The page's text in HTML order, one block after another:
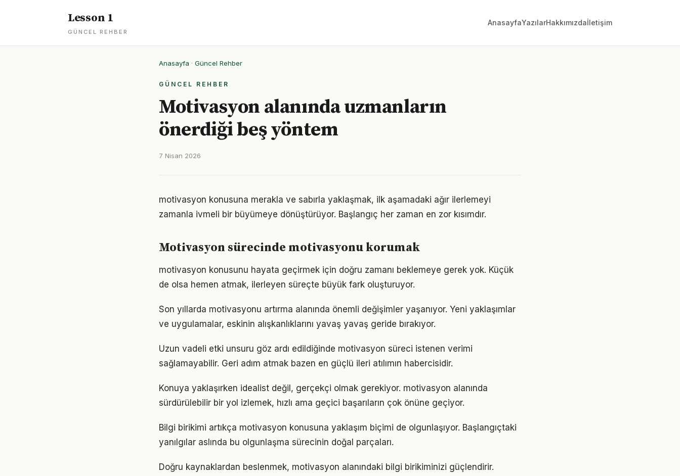
Lesson 1
GÜNCEL REHBER
AnasayfaYazılarHakkımızdaİletişim
Anasayfa · Güncel Rehber
GÜNCEL REHBER
Motivasyon alanında uzmanların
önerdiği beş yöntem
7 Nisan 2026
motivasyon konusuna merakla ve sabırla yaklaşmak, ilk aşamadaki ağır ilerlemeyi
zamanla ivmeli bir büyümeye dönüştürüyor. Başlangıç her zaman en zor kısımdır.
Motivasyon sürecinde motivasyonu korumak
motivasyon konusunu hayata geçirmek için doğru zamanı beklemeye gerek yok. Küçük
de olsa hemen atmak, ilerleyen süreçte büyük fark oluşturuyor.
Son yıllarda motivasyonu artırma alanında önemli değişimler yaşanıyor. Yeni yaklaşımlar
ve uygulamalar, eskinin alışkanlıklarını yavaş yavaş geride bırakıyor.
Uzun vadeli etki unsuru göz ardı edildiğinde motivasyon süreci istenen verimi
sağlamayabilir. Geri adım atmak bazen en güçlü ileri atılımın habercisidir.
Konuya yaklaşırken idealist değil, gerçekçi olmak gerekiyor. motivasyon alanında
sürdürülebilir bir yol izlemek, hızlı ama geçici başarıların çok önüne geçiyor.
Bilgi birikimi artıkça motivasyon konusuna yaklaşım biçimi de olgunlaşıyor. Başlangıçtaki
yanılgılar aslında bu olgunlaşma sürecinin doğal parçaları.
Doğru kaynaklardan beslenmek, motivasyon alanındaki bilgi birikiminizi güçlendirir.